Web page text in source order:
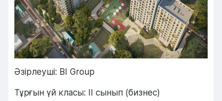
Әзірлеуші: BI Group
Тұрғын үй класы: II сынып (бизнес)